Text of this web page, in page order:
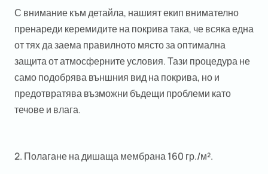
С внимание към детайла, нашият екип внимателно
пренареди керемидите на покрива така, че всяка една
от тях да заема правилното място за оптимална
защита от атмосферните условия. Тази процедура не
само подобрява външния вид на покрива, но и
предотвратява възможни бъдещи проблеми като
течове и влага.
2. Полагане на дишаща мембрана 160 гр./м².